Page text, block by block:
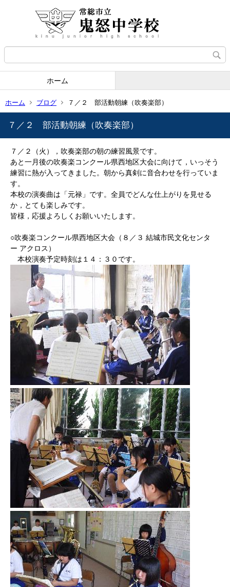
ホーム
ホーム ブログ ７／２ 部活動朝練（吹奏楽部）
７／２ 部活動朝練（吹奏楽部）
７／２（火），吹奏楽部の朝の練習風景です。
あと一月後の吹奏楽コンクール県西地区大会に向けて，いっそう
練習に熱が入ってきました。朝から真剣に音合わせを行っていま
す。
本校の演奏曲は「元禄」です。全員でどんな仕上がりを見せる
か，とても楽しみです。
皆様，応援よろしくお願いいたします。
○吹奏楽コンクール県西地区大会（８／３ 結城市民文化センタ
ー アクロス）
本校演奏予定時刻は１４：３０です。